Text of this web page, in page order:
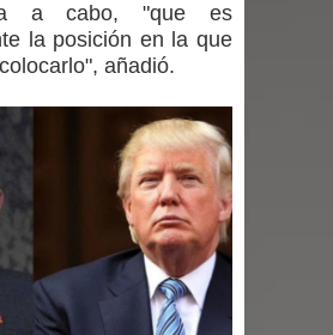
las culturas japonesa y coreana
del seremi Minvu en el
golpea al Gobierno en medio de
por viviendas sociales en
Jorge Guzmán rechaza
de interconexión eléctrica
a cabo, "que es
la posición en la que
añadió.